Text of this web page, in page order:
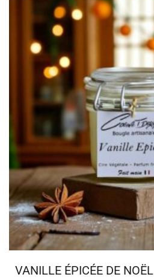
VANILLE ÉPICÉE DE NOËL